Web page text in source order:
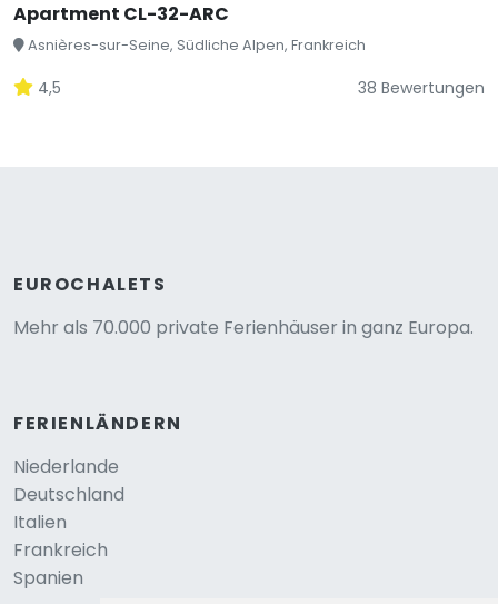
Apartment CL-32-ARC
Asnières-sur-Seine, Südliche Alpen, Frankreich
4,5 38 Bewertungen
EUROCHALETS
Mehr als 70.000 private Ferienhäuser in ganz Europa.
FERIENLÄNDERN
Niederlande
Deutschland
Italien
Frankreich
Spanien